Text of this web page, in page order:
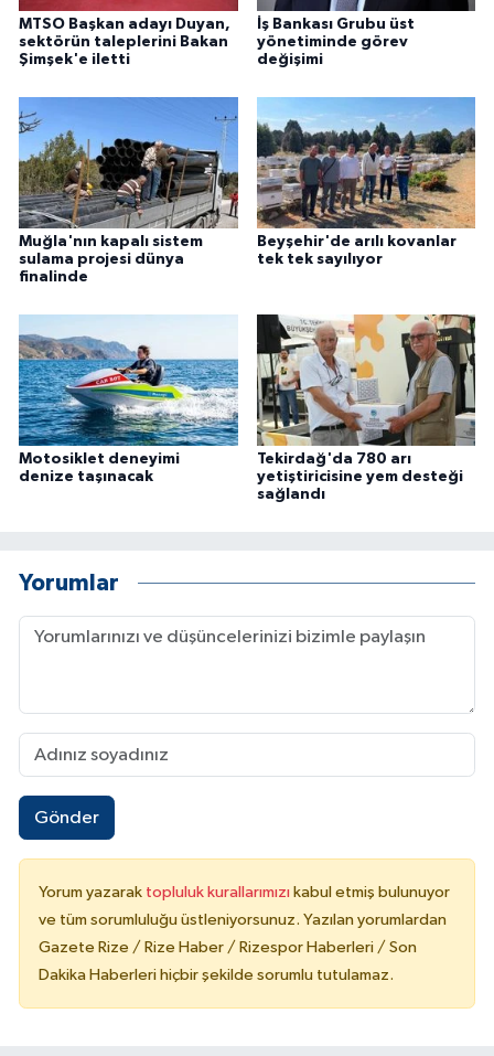
MTSO Başkan adayı Duyan,
sektörün taleplerini Bakan
Şimşek'e iletti
İş Bankası Grubu üst
yönetiminde görev
değişimi
Muğla'nın kapalı sistem
sulama projesi dünya
finalinde
Beyşehir'de arılı kovanlar
tek tek sayılıyor
Motosiklet deneyimi
denize taşınacak
Tekirdağ'da 780 arı
yetiştiricisine yem desteği
sağlandı
Yorumlar
Gönder
Yorum yazarak topluluk kurallarımızı kabul etmiş bulunuyor
ve tüm sorumluluğu üstleniyorsunuz. Yazılan yorumlardan
Gazete Rize / Rize Haber / Rizespor Haberleri / Son
Dakika Haberleri hiçbir şekilde sorumlu tutulamaz.